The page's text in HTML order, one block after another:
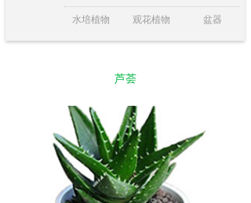
水培植物
观花植物 盆器
芦荟